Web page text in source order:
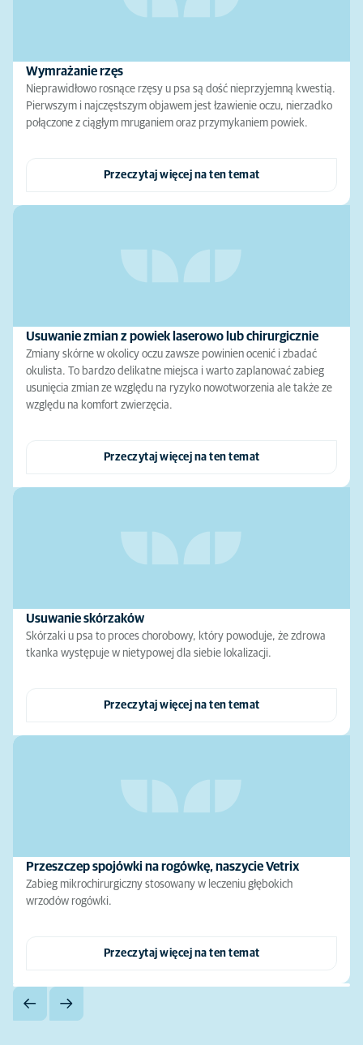
Wymrażanie rzęs
Nieprawidłowo rosnące rzęsy u psa są dość nieprzyjemną kwestią.
Pierwszym i najczęstszym objawem jest łzawienie oczu, nierzadko
połączone z ciągłym mruganiem oraz przymykaniem powiek.
Przeczytaj więcej na ten temat
Usuwanie zmian z powiek laserowo lub chirurgicznie
Zmiany skórne w okolicy oczu zawsze powinien ocenić i zbadać
okulista. To bardzo delikatne miejsca i warto zaplanować zabieg
usunięcia zmian ze względu na ryzyko nowotworzenia ale także ze
względu na komfort zwierzęcia.
Przeczytaj więcej na ten temat
Usuwanie skórzaków
Skórzaki u psa to proces chorobowy, który powoduje, że zdrowa
tkanka występuje w nietypowej dla siebie lokalizacji.
Przeczytaj więcej na ten temat
Przeszczep spojówki na rogówkę, naszycie Vetrix
Zabieg mikrochirurgiczny stosowany w leczeniu głębokich
wrzodów rogówki.
Przeczytaj więcej na ten temat